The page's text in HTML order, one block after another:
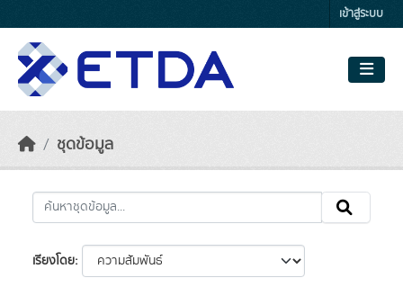
เข้าสู่ระบบ
ชุดข้อมูล
เรียงโดย